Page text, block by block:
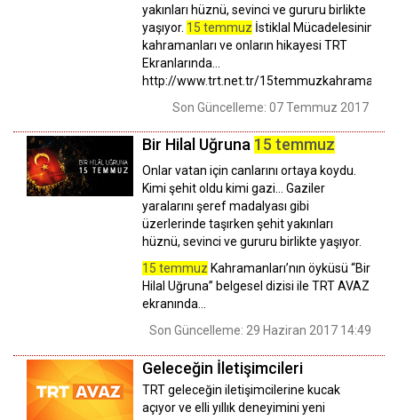
yakınları hüznü, sevinci ve gururu birlikte
yaşıyor. 15 temmuz İstiklal Mücadelesinin
kahramanları ve onların hikayesi TRT
Ekranlarında...
http://www.trt.net.tr/
Son Güncelleme: 07 Temmuz 2017
Bir Hilal Uğruna 15 temmuz
Onlar vatan için canlarını ortaya koydu.
Kimi şehit oldu kimi gazi... Gaziler
yaralarını şeref madalyası gibi
üzerlerinde taşırken şehit yakınları
hüznü, sevinci ve gururu birlikte yaşıyor.
15 temmuz Kahramanları’nın öyküsü “Bir
Hilal Uğruna” belgesel dizisi ile TRT AVAZ
ekranında…
Son Güncelleme: 29 Haziran 2017 14:49
Geleceğin İletişimcileri
TRT geleceğin iletişimcilerine kucak
açıyor ve elli yıllık deneyimini yeni